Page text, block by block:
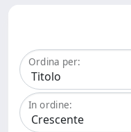
Ordina per:
In ordine: